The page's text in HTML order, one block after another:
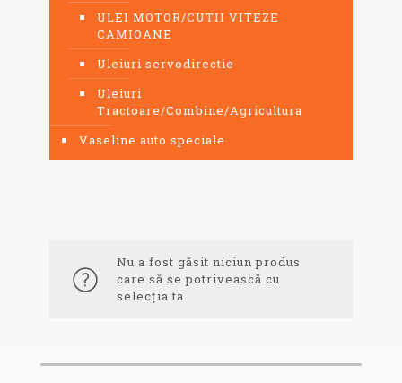
ULEI MOTOR/CUTII VITEZE
CAMIOANE
Uleiuri servodirectie
Uleiuri
Tractoare/Combine/Agricultura
Vaseline auto speciale
Nu a fost găsit niciun produs
care să se potrivească cu
selecția ta.